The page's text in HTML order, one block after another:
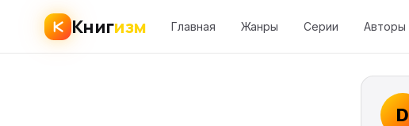
Книгизм Главная Жанры Серии Авторы
D